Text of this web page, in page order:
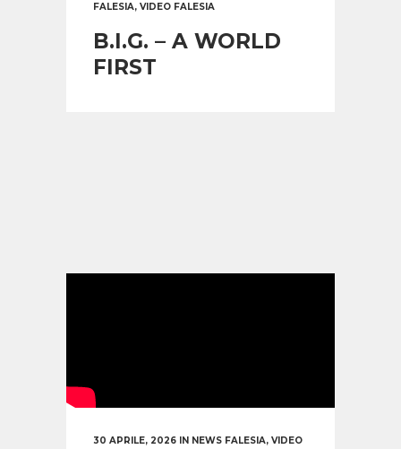
FALESIA, VIDEO FALESIA
B.I.G. – A WORLD
FIRST
30 APRILE, 2026 IN NEWS FALESIA, VIDEO